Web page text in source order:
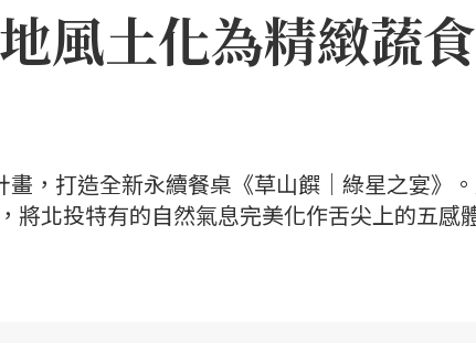
風土化為精緻蔬食
，打造全新永續餐桌《草山饌｜綠星之宴》
將北投特有的自然氣息完美化作舌尖上的五感